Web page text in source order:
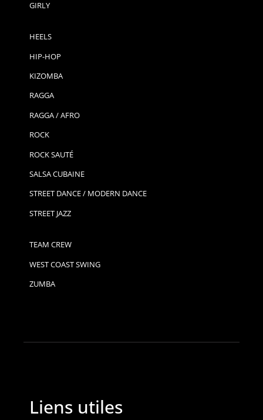
GIRLY
HEELS
HIP-HOP
KIZOMBA
RAGGA
RAGGA / AFRO
ROCK
ROCK SAUTÉ
SALSA CUBAINE
STREET DANCE / MODERN DANCE
STREET JAZZ
TEAM CREW
WEST COAST SWING
ZUMBA
Liens utiles